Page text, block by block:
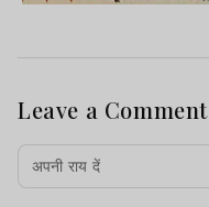
Leave a Comment